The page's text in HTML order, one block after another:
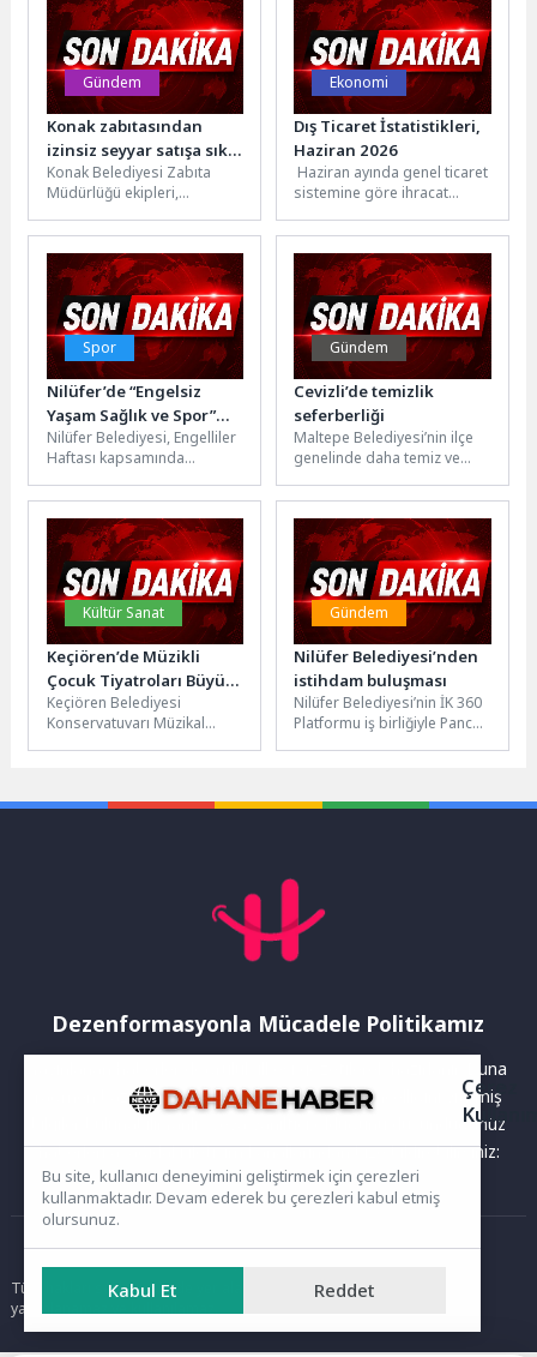
Gündem
Konak zabıtasından
izinsiz seyyar satışa sıkı
denetim
Konak Belediyesi Zabıta
Müdürlüğü ekipleri,
kamuya ait alanları işgal
ederek izinsiz satış...
Ekonomi
Dış Ticaret İstatistikleri,
Haziran 2026
Haziran ayında genel ticaret
sistemine göre ihracat
arttıTürkiye İstatistik Kurumu
ile Ticaret...
Spor
Nilüfer’de “Engelsiz
Yaşam Sağlık ve Spor”
semineri
Nilüfer Belediyesi, Engelliler
Haftası kapsamında
Sağlık ve Spor” seminerinde,
engelli bireylerin
toplumsal...
Gündem
Cevizli’de temizlik
seferberliği
Maltepe Belediyesi’nin ilçe
genelinde daha temiz ve
sunmak amacıyla başlattığı
“Dip...
Kültür Sanat
Keçiören’de Müzikli
Çocuk Tiyatroları Büyük
İlgi Gördü
Keçiören Belediyesi
Konservatuvarı Müzikal
Kalanlar” adlı müzikli çocuk
Gündem
Nilüfer Belediyesi’nden
istihdam buluşması
Nilüfer Belediyesi’nin İK 360
Platformu iş birliğiyle Pancar
Dezenformasyonla Mücadele Politikamız
Yayınlanan haberler doğruluk ilkesi gözetilerek hazırlanır. Buna
rağmen bazı içeriklerde eksik, hatalı veya güncelliğini yitirmiş
bilgiler bulunabilir.Yanlış veya yanıltıcı olduğunu düşündüğünüz
haberleri aşağıdaki iletişim kanallarından bize bildirebilirsiniz:
Ana Sayfa
Tüm hakları saklıdır. Sitede yer alan içerikler izinsiz kopyalanamaz,
yayımlanamaz ve kullanılamaz.
Çerez
Bu site, kullanıcı deneyimini geliştirmek için çerezleri
kullanmaktadır. Devam ederek bu çerezleri kabul etmiş
olursunuz.
Kabul Et Reddet